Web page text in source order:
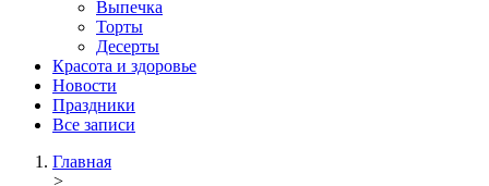
Выпечка
Торты
Десерты
Красота и здоровье
Новости
Праздники
Все записи
Главная
>